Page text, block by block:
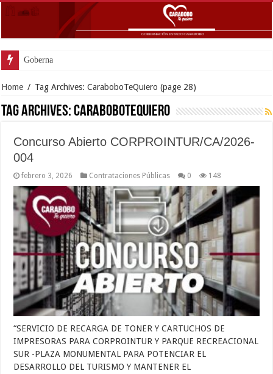
Home / Tag Archives: CaraboboTeQuiero (page 28)
Tag Archives:CaraboboTeQuiero
Concurso Abierto CORPROINTUR/CA/2026-
004
febrero 3, 2026 Contrataciones Públicas 0 148
“SERVICIO DE RECARGA DE TONER Y CARTUCHOS DE
IMPRESORAS PARA CORPROINTUR Y PARQUE RECREACIONAL
SUR -PLAZA MONUMENTAL PARA POTENCIAR EL
DESARROLLO DEL TURISMO Y MANTENER EL